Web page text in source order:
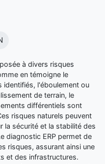
à divers risques
en témoigne le
identifiés, l'éboulement ou
de terrain, le
différentiels sont
risques naturels peuvent
la sécurité et la stabilité des
diagnostic ERP permet de
risques, assurant ainsi une
et des infrastructures.